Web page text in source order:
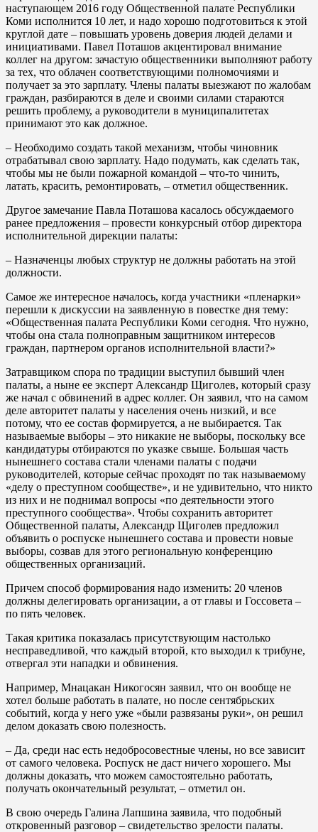
наступающем 2016 году Общественной палате Республики
Коми исполнится 10 лет, и надо хорошо подготовиться к этой
круглой дате – повышать уровень доверия людей делами и
инициативами. Павел Поташов акцентировал внимание
коллег на другом: зачастую общественники выполняют работу
за тех, что облачен соответствующими полномочиями и
получает за это зарплату. Члены палаты выезжают по жалобам
граждан, разбираются в деле и своими силами стараются
решить проблему, а руководители в муниципалитетах
принимают это как должное.
– Необходимо создать такой механизм, чтобы чиновник
отрабатывал свою зарплату. Надо подумать, как сделать так,
чтобы мы не были пожарной командой – что-то чинить,
латать, красить, ремонтировать, – отметил общественник.
Другое замечание Павла Поташова касалось обсуждаемого
ранее предложения – провести конкурсный отбор директора
исполнительной дирекции палаты:
– Назначенцы любых структур не должны работать на этой
должности.
Самое же интересное началось, когда участники «пленарки»
перешли к дискуссии на заявленную в повестке дня тему:
«Общественная палата Республики Коми сегодня. Что нужно,
чтобы она стала полноправным защитником интересов
граждан, партнером органов исполнительной власти?»
Затравщиком спора по традиции выступил бывший член
палаты, а ныне ее эксперт Александр Щиголев, который сразу
же начал с обвинений в адрес коллег. Он заявил, что на самом
деле авторитет палаты у населения очень низкий, и все
потому, что ее состав формируется, а не выбирается. Так
называемые выборы – это никакие не выборы, поскольку все
кандидатуры отбираются по указке свыше. Большая часть
нынешнего состава стали членами палаты с подачи
руководителей, которые сейчас проходят по так называемому
«делу о преступном сообществе», и не удивительно, что никто
из них и не поднимал вопросы «по деятельности этого
преступного сообщества». Чтобы сохранить авторитет
Общественной палаты, Александр Щиголев предложил
объявить о роспуске нынешнего состава и провести новые
выборы, созвав для этого региональную конференцию
общественных организаций.
Причем способ формирования надо изменить: 20 членов
должны делегировать организации, а от главы и Госсовета –
по пять человек.
Такая критика показалась присутствующим настолько
несправедливой, что каждый второй, кто выходил к трибуне,
отвергал эти нападки и обвинения.
Например, Мнацакан Никогосян заявил, что он вообще не
хотел больше работать в палате, но после сентябрьских
событий, когда у него уже «были развязаны руки», он решил
делом доказать свою полезность.
– Да, среди нас есть недобросовестные члены, но все зависит
от самого человека. Роспуск не даст ничего хорошего. Мы
должны доказать, что можем самостоятельно работать,
получать окончательный результат, – отметил он.
В свою очередь Галина Лапшина заявила, что подобный
откровенный разговор – свидетельство зрелости палаты.